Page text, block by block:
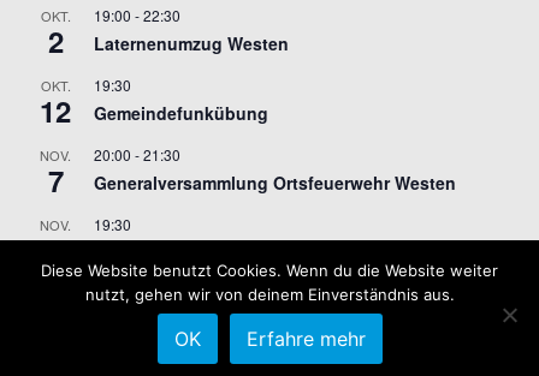
OKT.
2
19:00 -22:30
Laternenumzug Westen
OKT.
12
19:30
Gemeindefunkübung
NOV.
7
20:00 -21:30
Generalversammlung Ortsfeuerwehr Westen
NOV.
9
19:30
Kalender anzeigen
Diese Website benutzt Cookies. Wenn du die Website weiter
nutzt, gehen wir von deinem Einverständnis aus.
OK Erfahre mehr